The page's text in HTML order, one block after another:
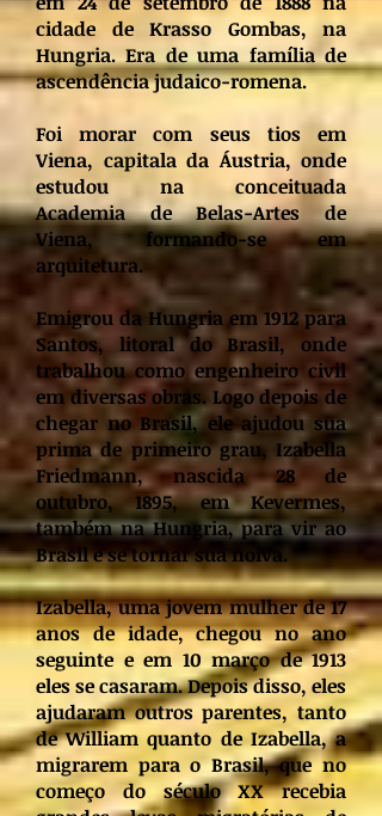
cidade de Krasso Gombas, na
Hungria. Era de uma família de
ascendência judaico-romena.
Foi morar com seus tios em
Viena, capitala da Áustria, onde
estudou na conceituada
Academia de Belas-Artes de
Viena, formando-se em
arquitetura.
Emigrou da Hungria em 1912 para
Santos, litoral do Brasil, onde
trabalhou como engenheiro civil
em diversas obras. Logo depois de
chegar no Brasil, ele ajudou sua
prima de primeiro grau, Izabella
Friedmann, nascida 28 de
outubro, 1895, em Kevermes,
também na Hungria, para vir ao
Brasil e se tornar sua noiva.
Izabella, uma jovem mulher de 17
anos de idade, chegou no ano
seguinte e em 10 março de 1913
eles se casaram. Depois disso, eles
ajudaram outros parentes, tanto
de William quanto de Izabella, a
migrarem para o Brasil, que no
começo do século XX recebia